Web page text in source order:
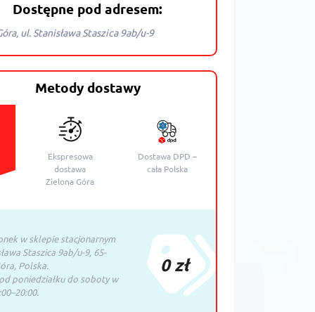
Dostępne pod adresem:
ul. Stanisława Staszica 9ab/u-9
Metody dostawy
Ekspresowa
dostawa
Zielona Góra
Dostawa DPD –
cała Polska
w sklepie stacjonarnym
Staszica 9ab/u-9, 65-
Polska.
poniedziałku do soboty w
0 zł